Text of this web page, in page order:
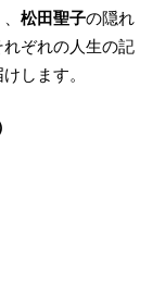
松田聖子の隠れ
ぞれの人生の記
します。